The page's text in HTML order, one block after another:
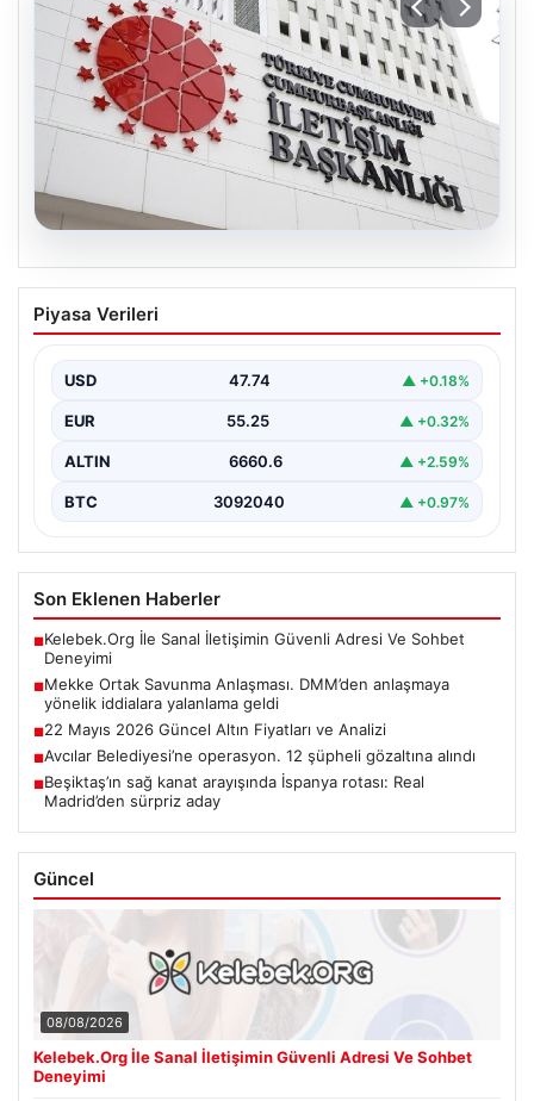
07.08.2026
Mekke Ortak Savunma Anlaşması.
DMM’den anlaşmaya yönelik iddialara
Piyasa Verileri
USD 47.74 ▲ +0.18%
EUR 55.25 ▲ +0.32%
ALTIN 6660.6 ▲ +2.59%
BTC 3092040 ▲ +0.97%
Son Eklenen Haberler
■Kelebek.Org İle Sanal İletişimin Güvenli Adresi Ve Sohbet
Deneyimi
■Mekke Ortak Savunma Anlaşması. DMM’den anlaşmaya
yönelik iddialara yalanlama geldi
■22 Mayıs 2026 Güncel Altın Fiyatları ve Analizi
■Avcılar Belediyesi’ne operasyon. 12 şüpheli gözaltına alındı
■Beşiktaş’ın sağ kanat arayışında İspanya rotası: Real
Madrid’den sürpriz aday
Güncel
08/08/2026
Kelebek.Org İle Sanal İletişimin Güvenli Adresi Ve Sohbet
Deneyimi